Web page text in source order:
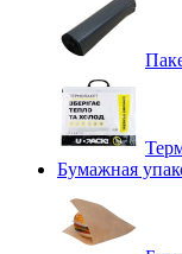
Бумажная